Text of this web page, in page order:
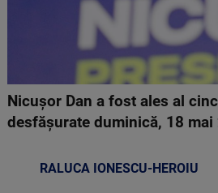
Nicușor Dan a fost ales al
desfășurate duminică, 18
RALUCA IONESCU-HEROIU